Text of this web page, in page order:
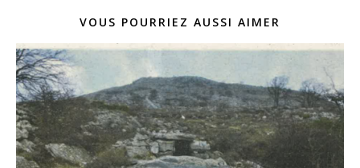
VOUS POURRIEZ AUSSI AIMER